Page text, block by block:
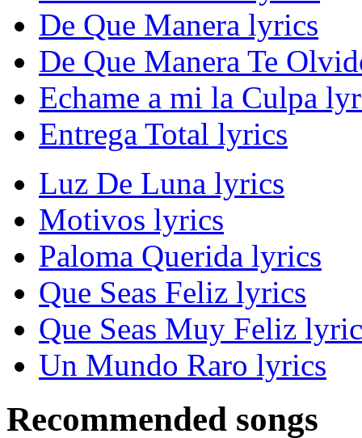
De Que Manera lyrics
De Que Manera Te
Echame a mi la Culpa
Entrega Total lyrics
Luz De Luna lyrics
Motivos lyrics
Paloma Querida lyrics
Que Seas Feliz lyrics
Que Seas Muy Feliz
Un Mundo Raro lyrics
Recommended songs